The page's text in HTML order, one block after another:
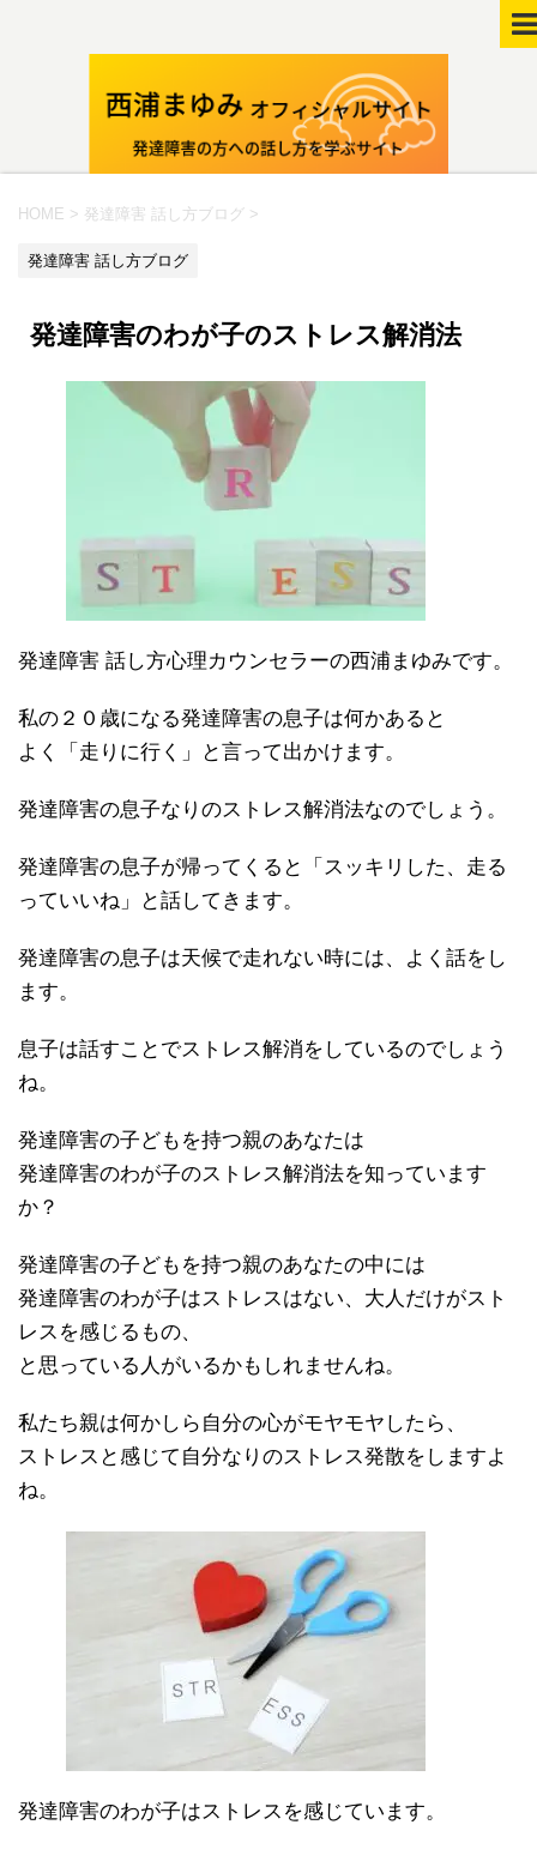
HOME > 発達障害 話し方ブログ >
発達障害 話し方ブログ
発達障害のわが子のストレス解消法
発達障害 話し方心理カウンセラーの西浦まゆみです。
私の２０歳になる発達障害の息子は何かあると
よく「走りに行く」と言って出かけます。
発達障害の息子なりのストレス解消法なのでしょう。
発達障害の息子が帰ってくると「スッキリした、走る
っていいね」と話してきます。
発達障害の息子は天候で走れない時には、よく話をし
ます。
息子は話すことでストレス解消をしているのでしょう
ね。
発達障害の子どもを持つ親のあなたは
発達障害のわが子のストレス解消法を知っています
か？
発達障害の子どもを持つ親のあなたの中には
発達障害のわが子はストレスはない、大人だけがスト
レスを感じるもの、
と思っている人がいるかもしれませんね。
私たち親は何かしら自分の心がモヤモヤしたら、
ストレスと感じて自分なりのストレス発散をしますよ
ね。
発達障害のわが子はストレスを感じています。